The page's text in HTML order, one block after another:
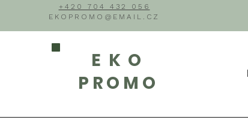
+420 704 432 056
EKOPROMO@EMAIL.CZ
EKO
PROMO